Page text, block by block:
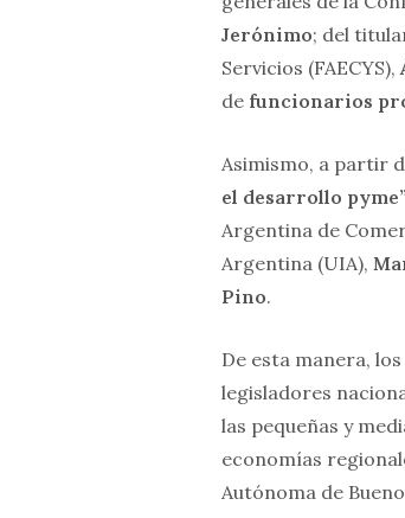
Jerónimo; del
Servicios (FAECYS),
de funcionarios
Asimismo, a partir
el desarrollo pyme”
Argentina de
Argentina (UIA),
Pino.
De esta manera,
legisladores
las pequeñas y
economías
Autónoma de